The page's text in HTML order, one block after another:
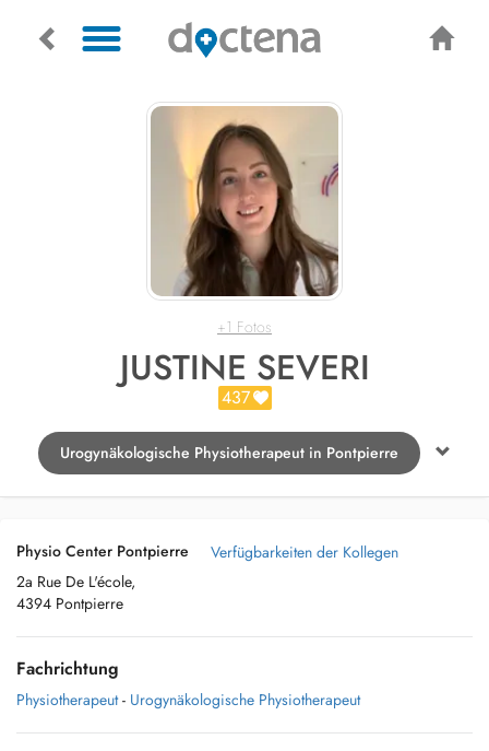
+1 Fotos
JUSTINE SEVERI
437
Urogynäkologische Physiotherapeut in Pontpierre
Physio Center Pontpierre
2a Rue De L'école,
4394 Pontpierre
Verfügbarkeiten der Kollegen
Fachrichtung
Physiotherapeut - Urogynäkologische Physiotherapeut